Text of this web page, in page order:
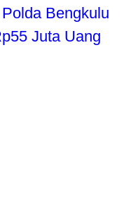
Bengkulu
Juta Uang